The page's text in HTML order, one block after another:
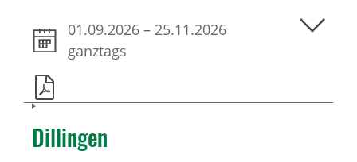
01.09.2026 – 25.11.2026
ganztags
Dillingen